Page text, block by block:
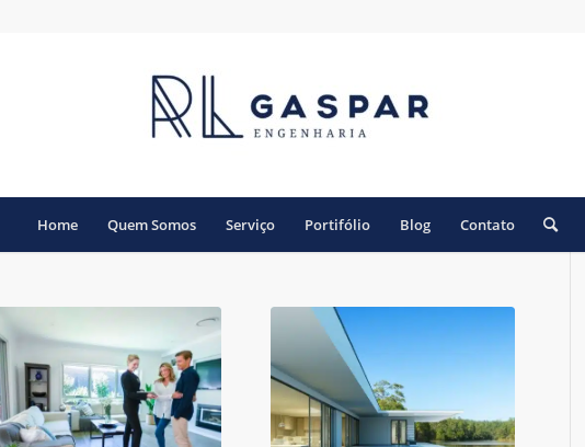
Home Quem Somos Serviço Portifólio Blog Contato